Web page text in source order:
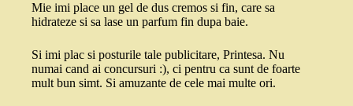
Mie imi place un gel de dus cremos si fin, care sa
hidrateze si sa lase un parfum fin dupa baie.
Si imi plac si posturile tale publicitare, Printesa. Nu
numai cand ai concursuri :), ci pentru ca sunt de foarte
mult bun simt. Si amuzante de cele mai multe ori.